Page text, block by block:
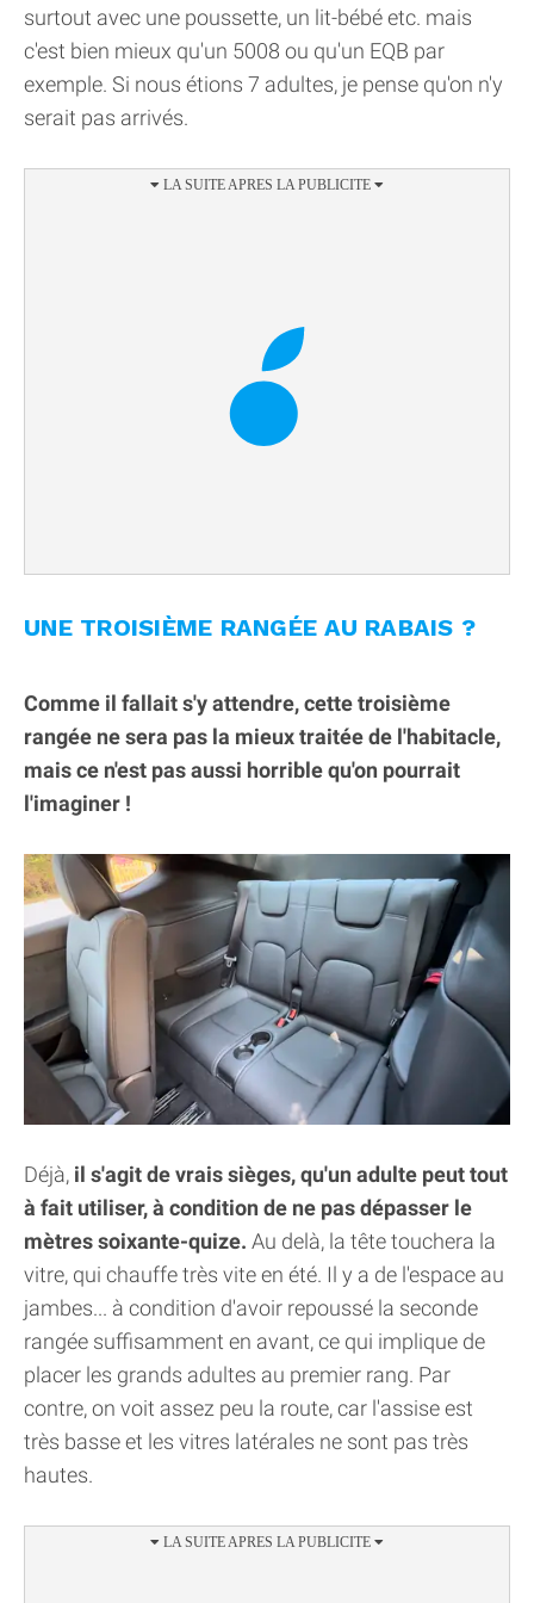
surtout avec une poussette, un lit-bébé etc. mais
c'est bien mieux qu'un 5008 ou qu'un EQB par
exemple. Si nous étions 7 adultes, je pense qu'on n'y
serait pas arrivés.
UNE TROISIÈME RANGÉE AU RABAIS ?
Comme il fallait s'y attendre, cette troisième
rangée ne sera pas la mieux traitée de l'habitacle,
mais ce n'est pas aussi horrible qu'on pourrait
l'imaginer !
Déjà, il s'agit de vrais sièges, qu'un adulte peut tout
à fait utiliser, à condition de ne pas dépasser le
mètres soixante-quize. Au delà, la tête touchera la
vitre, qui chauffe très vite en été. Il y a de l'espace au
jambes... à condition d'avoir repoussé la seconde
rangée suffisamment en avant, ce qui implique de
placer les grands adultes au premier rang. Par
contre, on voit assez peu la route, car l'assise est
très basse et les vitres latérales ne sont pas très
hautes.